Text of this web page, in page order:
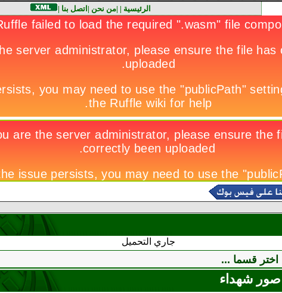
الرئيسية |
|من نحن | اتصل بنا |
جاري التحميل
اختر قسما ...
صور شهداء